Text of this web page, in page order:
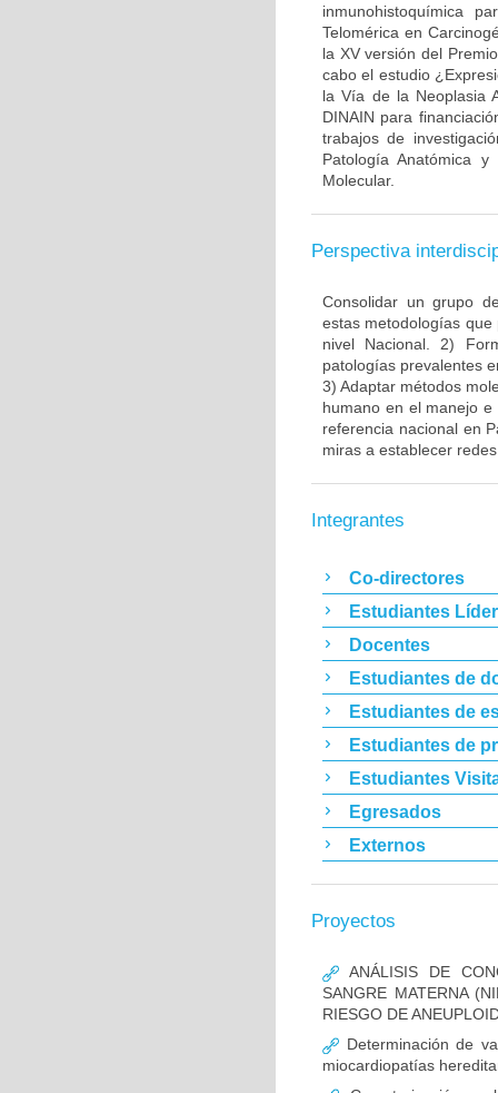
inmunohistoquímica
Telomérica en
la XV versión del
cabo el estudio
la Vía de la Neoplasia
DINAIN para
trabajos de
Patología Anatómica
Molecular.
Perspectiva
Consolidar un grupo
estas metodologías
nivel Nacional. 2)
patologías prevalentes
3) Adaptar métodos
humano en el manejo
referencia nacional en
miras a establecer
Integrantes
Co-directores
Estudiantes
Docentes
Estudiantes de
Estudiantes de
Estudiantes de
Estudiantes
Egresados
Externos
Proyectos
ANÁLISIS DE
SANGRE MATERNA
RIESGO DE
Determinación de
miocardiopatías